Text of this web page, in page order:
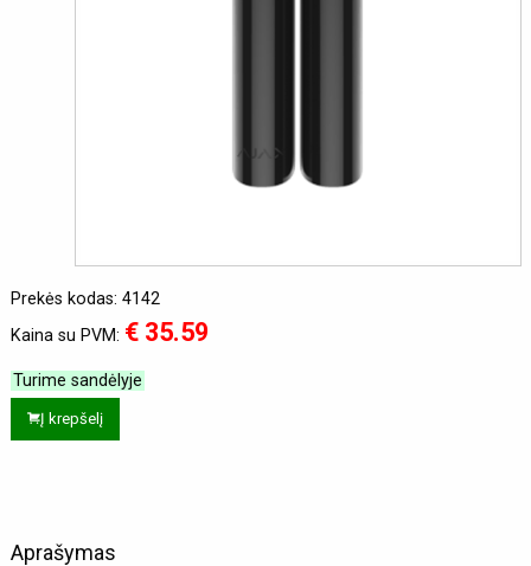
Prekės kodas: 4142
Kaina su PVM: € 35.59
Turime sandėlyje
Į krepšelį
Aprašymas